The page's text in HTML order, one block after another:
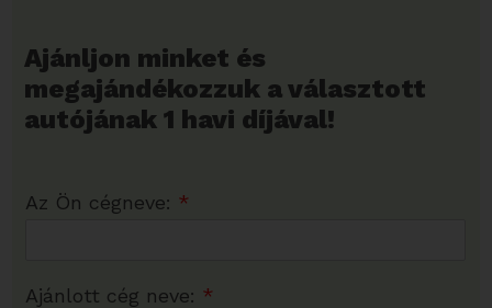
Ajánljon minket és
megajándékozzuk a választott
autójának 1 havi díjával!
Az Ön cégneve: *
Ajánlott cég neve: *